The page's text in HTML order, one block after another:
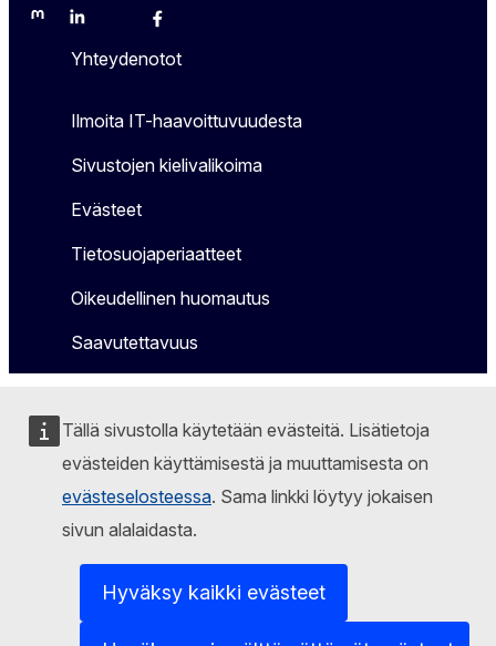
Tällä sivustolla käytetään evästeitä. Lisätietoja
evästeiden käyttämisestä ja muuttamisesta on
evästeselosteessa. Sama linkki löytyy jokaisen
sivun alalaidasta.
Hyväksy kaikki evästeet
MastodonLinkedInBlueskyFacebook
Yhteydenotot
Ilmoita IT-haavoittuvuudesta
Sivustojen kielivalikoima
Evästeet
Tietosuojaperiaatteet
Oikeudellinen huomautus
Saavutettavuus